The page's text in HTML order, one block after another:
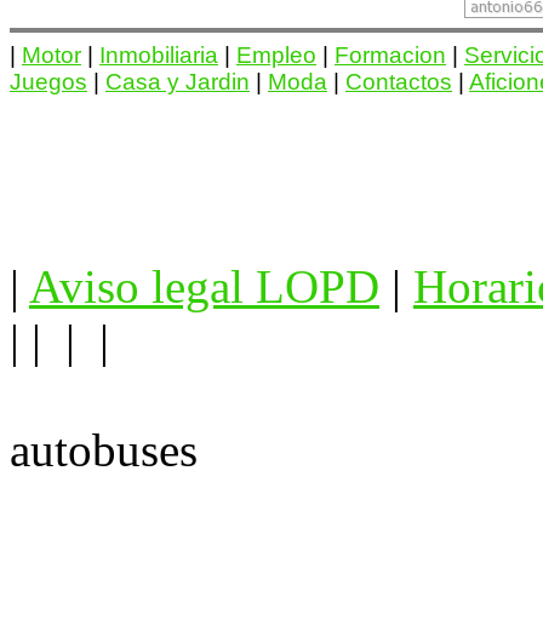
Motor Inmobiliaria Empleo Formacion
Juegos
Casa y Jardin Moda Contactos
| Aviso legal LOPD |
| | | |
autobuses